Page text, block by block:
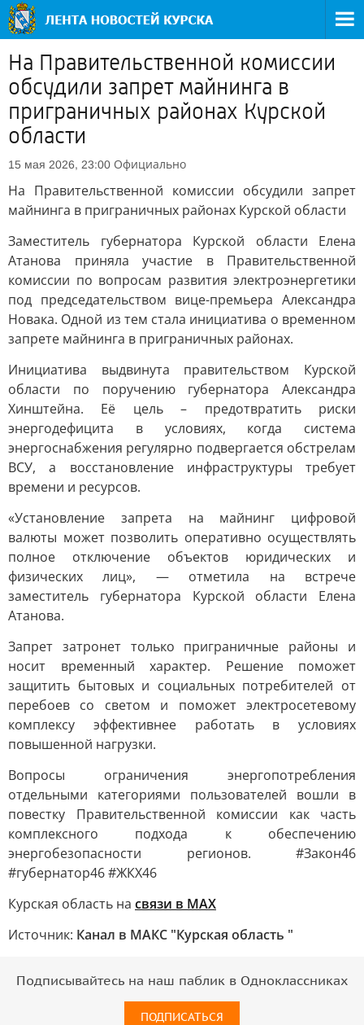
На Правительственной комиссии
обсудили запрет майнинга в
приграничных районах Курской
области
15 мая 2026, 23:00 Официально
На Правительственной комиссии обсудили запрет
майнинга в приграничных районах Курской области
Заместитель губернатора Курской области Елена
Атанова приняла участие в Правительственной
комиссии по вопросам развития электроэнергетики
под председательством вице-премьера Александра
Новака. Одной из тем стала инициатива о временном
запрете майнинга в приграничных районах.
Инициатива выдвинута правительством Курской
области по поручению губернатора Александра
Хинштейна. Её цель – предотвратить риски
энергодефицита в условиях, когда система
энергоснабжения регулярно подвергается обстрелам
ВСУ, а восстановление инфраструктуры требует
времени и ресурсов.
«Установление запрета на майнинг цифровой
валюты может позволить оперативно осуществлять
полное отключение объектов юридических и
физических лиц», — отметила на встрече
заместитель губернатора Курской области Елена
Атанова.
Запрет затронет только приграничные районы и
носит временный характер. Решение поможет
защитить бытовых и социальных потребителей от
перебоев со светом и поможет электросетевому
комплексу эффективнее работать в условиях
повышенной нагрузки.
Вопросы ограничения энергопотребления
отдельными категориями пользователей вошли в
повестку Правительственной комиссии как часть
комплексного подхода к обеспечению
энергобезопасности регионов. #Закон46
#губернатор46 #ЖКХ46
Курская область на связи в МАХ
Источник: Канал в МАКС "Курская область "
Подписывайтесь на наш паблик в Одноклассниках
ПОДПИСАТЬСЯ